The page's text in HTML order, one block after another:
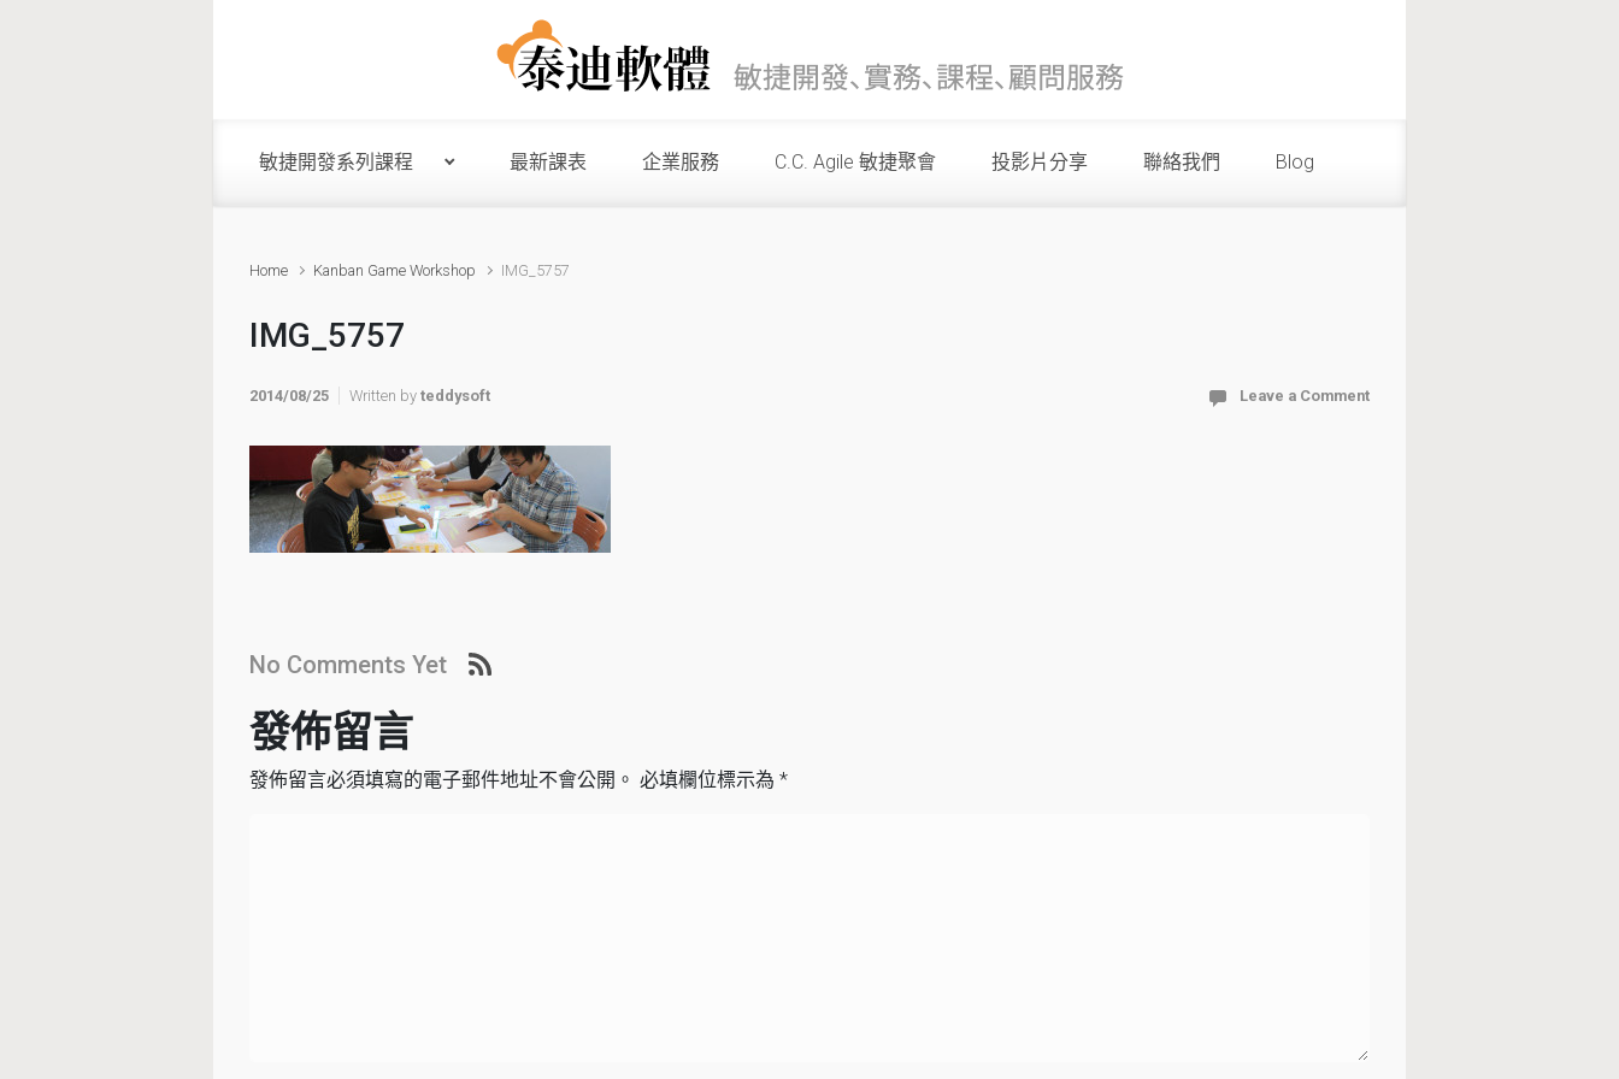
敏捷開發系列課程 最新課表 企業服務 C.C. Agile 敏捷聚會 投影片分享 聯絡我們 Blog
Home Kanban Game Workshop IMG_5757
IMG_5757
2014/08/25 Written by teddysoft Leave a Comment
No Comments Yet
發佈留言
發佈留言必須填寫的電子郵件地址不會公開。 必填欄位標示為 *